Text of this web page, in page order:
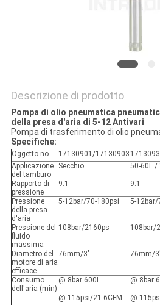
Descrizione di prodotto
Pompa di olio pneumatica
della presa d'aria di 5-12 Antivari
Pompa di trasferimento di olio
Specifiche:
Oggetto no. 17130901/17130903
Applicazione
del tamburo
Secchio 50-60L /
Rapporto di
pressione
9:1 9:1
Pressione
della presa
d'aria
5-12bar/70-180psi 5-12bar/
Pressione del
fluido
massima
108bar/2160ps 108bar/
Diametro del
motore di aria
efficace
76mm/3" 76mm/
Consumo
dell'aria (min)
@ 8bar 600L @ 8bar
@ 115psi/21.6CFM @